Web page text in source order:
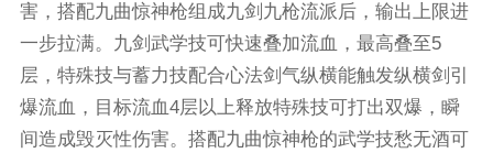
害，搭配九曲惊神枪组成九剑九枪流派后，输出上限进
一步拉满。九剑武学技可快速叠加流血，最高叠至5
层，特殊技与蓄力技配合心法剑气纵横能触发纵横剑引
爆流血，目标流血4层以上释放特殊技可打出双爆，瞬
间造成毁灭性伤害。搭配九曲惊神枪的武学技愁无酒可